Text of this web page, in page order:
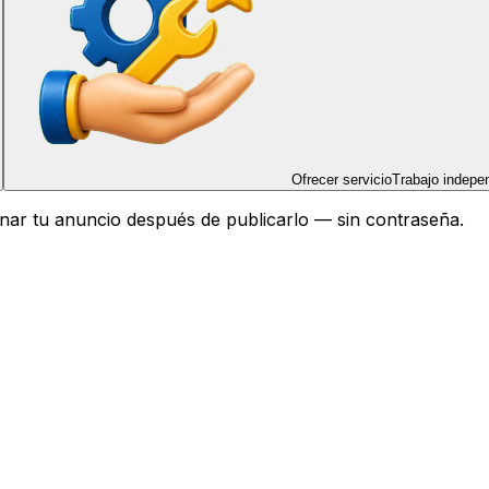
Ofrecer servicioTrabajo
tu anuncio después de publicarlo — sin contraseña.